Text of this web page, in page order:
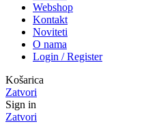
Webshop
Kontakt
Noviteti
O nama
Login / Register
Košarica
Zatvori
Sign in
Zatvori